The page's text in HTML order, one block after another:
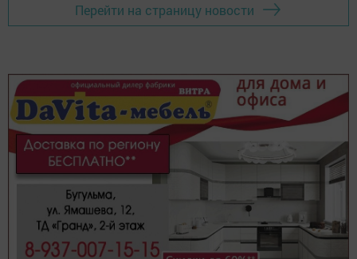
Перейти на страницу новости